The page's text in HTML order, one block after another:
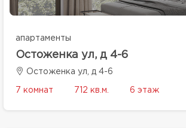
апартаменты
Остоженка ул, д 4-6
Остоженка ул, д 4-6
7 комнат 712 кв.м. 6 этаж